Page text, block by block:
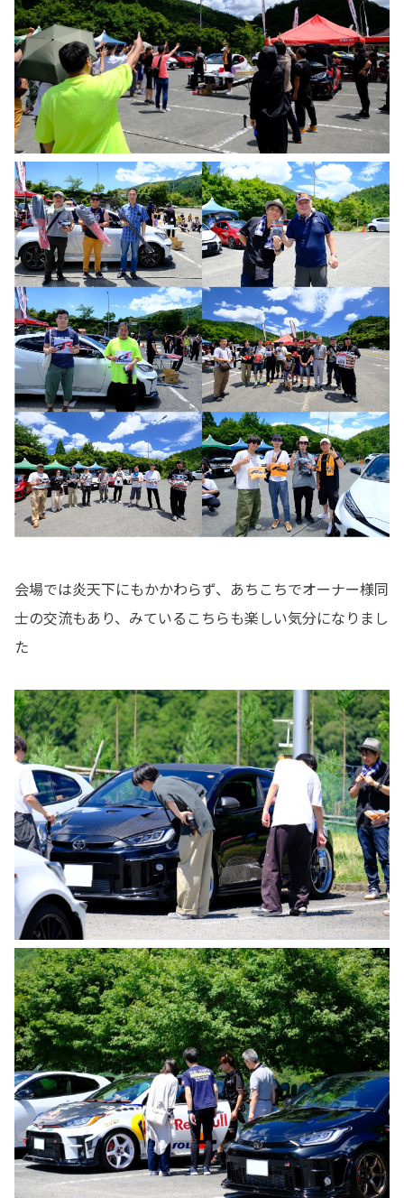
会場では炎天下にもかかわらず、あちこちでオーナー様同
士の交流もあり、みているこちらも楽しい気分になりまし
た